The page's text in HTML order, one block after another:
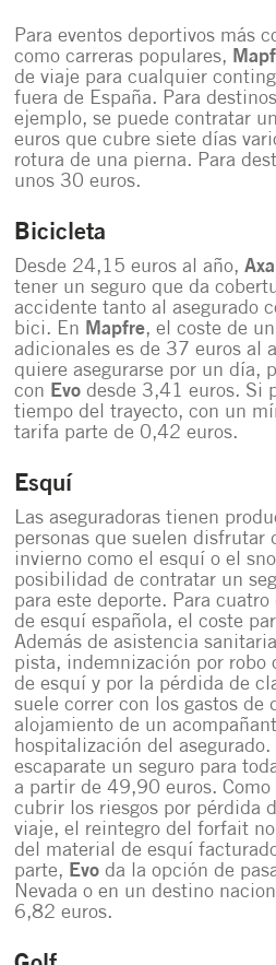
Para eventos deportivos más
como carreras populares,
de viaje para cualquier
fuera de España. Para
ejemplo, se puede contratar
euros que cubre siete días
rotura de una pierna. Para
unos 30 euros.
Bicicleta
Desde 24,15 euros al año,
tener un seguro que da
accidente tanto al asegurado
bici. En Mapfre, el coste de
adicionales es de 37 euros al
quiere asegurarse por un día,
con Evo desde 3,41 euros. Si
tiempo del trayecto, con un
tarifa parte de 0,42 euros.
Esquí
Las aseguradoras tienen
personas que suelen disfrutar
invierno como el esquí o el
posibilidad de contratar un
para este deporte. Para
de esquí española, el coste
Además de asistencia
pista, indemnización por robo
de esquí y por la pérdida de
suele correr con los gastos de
alojamiento de un
hospitalización del asegurado.
escaparate un seguro para
a partir de 49,90 euros. Como
cubrir los riesgos por pérdida
viaje, el reintegro del forfait
del material de esquí
parte, Evo da la opción de
Nevada o en un destino
6,82 euros.